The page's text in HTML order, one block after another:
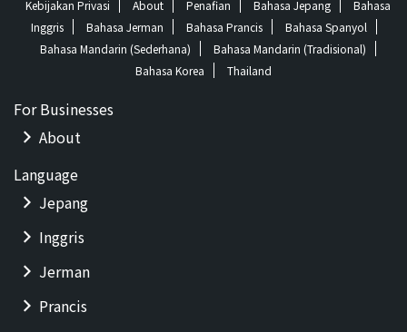
Kebijakan Privasi About Penafian Bahasa Jepang
Bahasa
Inggris
Bahasa Jerman Bahasa Prancis
Bahasa Spanyol
Bahasa Mandarin (Sederhana)
Bahasa Mandarin (Tradisional)
Bahasa Korea
Thailand
For Businesses
About
Language
Jepang
Inggris
Jerman
Prancis